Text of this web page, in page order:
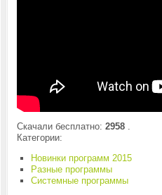
Скачали бесплатно: 2958.
Категории:
Новинки программ 2015
Разные программы
Системные программы